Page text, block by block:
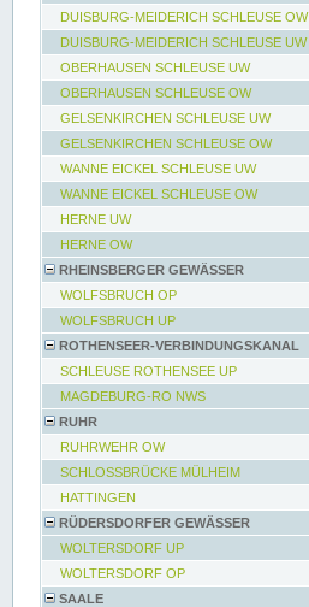
DUISBURG-MEIDERICH SCHLEUSE OW
DUISBURG-MEIDERICH SCHLEUSE UW
OBERHAUSEN SCHLEUSE UW
OBERHAUSEN SCHLEUSE OW
GELSENKIRCHEN SCHLEUSE UW
GELSENKIRCHEN SCHLEUSE OW
WANNE EICKEL SCHLEUSE UW
WANNE EICKEL SCHLEUSE OW
HERNE UW
HERNE OW
RHEINSBERGER GEWÄSSER
WOLFSBRUCH OP
WOLFSBRUCH UP
ROTHENSEER-VERBINDUNGSKANAL
SCHLEUSE ROTHENSEE UP
MAGDEBURG-RO NWS
RUHR
RUHRWEHR OW
SCHLOSSBRÜCKE MÜLHEIM
HATTINGEN
RÜDERSDORFER GEWÄSSER
WOLTERSDORF UP
WOLTERSDORF OP
SAALE